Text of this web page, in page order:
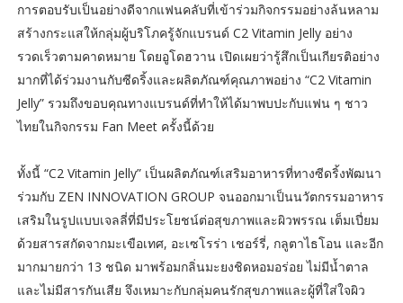
การตอบรับเป็นอย่างดีจากแฟนคลับที่เข้าร่วมกิจกรรมอย่างล้นหลาม
สร้างกระแสให้กลุ่มผู้บริโภครู้จักแบรนด์ C2 Vitamin Jelly อย่าง
รวดเร็วตามคาดหมาย โดยอูโดฮวาน เปิดเผยว่ารู้สึกเป็นเกียรติอย่าง
มากที่ได้ร่วมงานกับซีดริ้งและผลิตภัณฑ์คุณภาพอย่าง “C2 Vitamin
Jelly” รวมถึงขอบคุณทางแบรนด์ที่ทำให้ได้มาพบปะกับแฟน ๆ ชาว
ไทยในกิจกรรม Fan Meet ครั้งนี้ด้วย
ทั้งนี้ “C2 Vitamin Jelly” เป็นผลิตภัณฑ์เสริมอาหารที่ทางซีดริ้งพัฒนา
ร่วมกับ ZEN INNOVATION GROUP จนออกมาเป็นนวัตกรรมอาหาร
เสริมในรูปแบบเจลลี่ที่มีประโยชน์ต่อสุขภาพและผิวพรรณ เต็มเปี่ยม
ด้วยสารสกัดจากมะเขือเทศ, อะเซโรร่า เชอร์รี่, กลูตาไธโอน และอีก
มากมายกว่า 13 ชนิด มาพร้อมกลิ่นมะยงชิดหอมอร่อย ไม่มีน้ำตาล
และไม่มีสารกันเสีย จึงเหมาะกับกลุ่มคนรักสุขภาพและผู้ที่ใส่ใจผิว